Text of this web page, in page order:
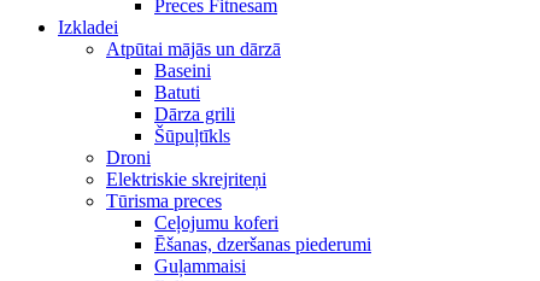
Preces Fitnesam
Izkladei
Atpūtai mājās un dārzā
Baseini
Batuti
Dārza grili
Šūpuļtīkls
Droni
Elektriskie skrejriteņi
Tūrisma preces
Ceļojumu koferi
Ēšanas, dzeršanas piederumi
Guļammaisi